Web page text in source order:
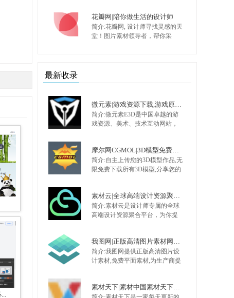
辑。可选书法字体有行书书法
体、草书体、楷体、隶书、篆书
等；可以设置书法字体大小、字
花瓣网|陪你做生活的设计师
简介:花瓣网, 设计师寻找灵感的天
堂！图片素材领导者，帮你采
最新收录
微元素|游戏资源下载,游戏原画,手机游戏资源,游戏开发资源 - Element3ds.com!
简介:微元素E3D是中国卓越的游
戏资源、美术、技术互动网站，
插画，Unity技术,UI，特效，动画
等 大量不断更新的优质资源，是
游戏开发者CG爱好者首选。
摩尔网CGMOL|3D模型免费共享,出售交易平台,设计师互动平台,分享改变未来
简介:自主上传您的3D模型作品,无
限免费下载所有3D模型,分享您的
卖钱网,3D模型共享出售中心：摩
尔网
素材云|全球高端设计资源聚合平台
简介:素材云是设计师专属的全球
高端设计资源聚合平台，为你提
designcuts、gumroad、3d sky等各
大知名平台的UI素材、海报模
板、办公素材、3D模型、CAD图
我图网|正版高清图片素材网站,免费平面,品牌包装,背景墙,装饰画素材下载
简介:我图网提供正版高清图片设
计素材,免费平面素材,为生产商提
机/CAD/印花图案以及党政类的素材天下|素材中国素材天下专业设计素材网